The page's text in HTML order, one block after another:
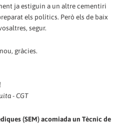
ja estiguin a un altre cementiri
els polítics. Però els de baix
segur.
gràcies.
- CGT
(SEM) acomiada un Tècnic de